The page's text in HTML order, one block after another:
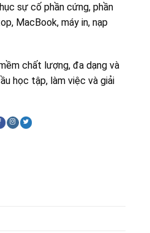
sự cố phần cứng, phần
MacBook, máy in, nạp
chất lượng, đa dạng và
học tập, làm việc và giải